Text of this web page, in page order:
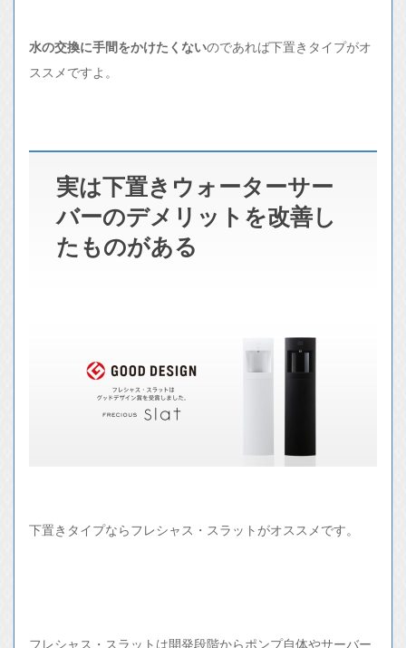
水の交換に手間をかけたくないのであれば下置きタイプがオ
ススメですよ。
実は下置きウォーターサー
バーのデメリットを改善し
たものがある
下置きタイプならフレシャス・スラットがオススメです。
フレシャス・スラットは開発段階からポンプ自体やサーバー